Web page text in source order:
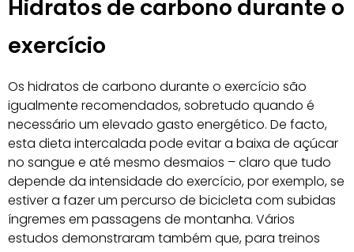
Hidratos de carbono durante o
exercício
Os hidratos de carbono durante o exercício são
igualmente recomendados, sobretudo quando é
necessário um elevado gasto energético. De facto,
esta dieta intercalada pode evitar a baixa de açúcar
no sangue e até mesmo desmaios – claro que tudo
depende da intensidade do exercício, por exemplo, se
estiver a fazer um percurso de bicicleta com subidas
íngremes em passagens de montanha. Vários
estudos demonstraram também que, para treinos